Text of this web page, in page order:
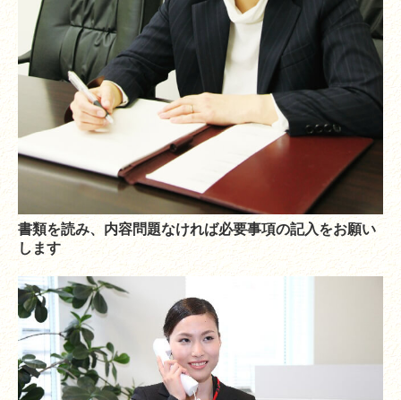
書類を読み、内容問題なければ必要事項の記入をお願い
します